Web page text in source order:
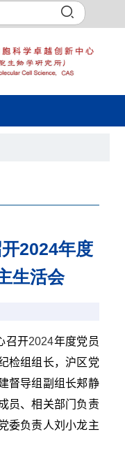
2024年度
生活会
召开2024年度党员
检组组长，沪区党
督导组副组长郏静
员、相关部门负责
委负责人刘小龙主